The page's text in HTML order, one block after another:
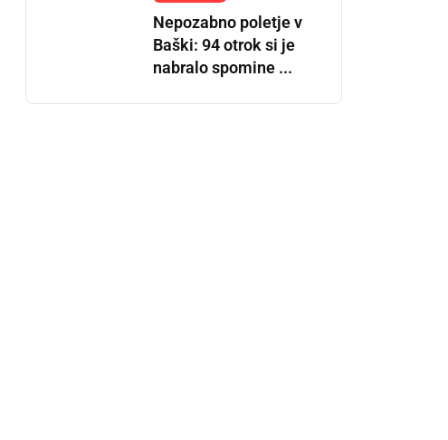
Nepozabno poletje v
Baški: 94 otrok si je
nabralo spomine ...